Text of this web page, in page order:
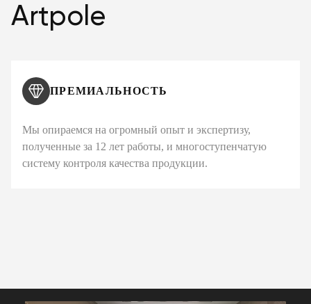
Artpole
ПРЕМИАЛЬНОСТЬ
Мы опираемся на огромный опыт и экспертизу,
полученные за 12 лет работы, и многоступенчатую
систему контроля качества продукции.